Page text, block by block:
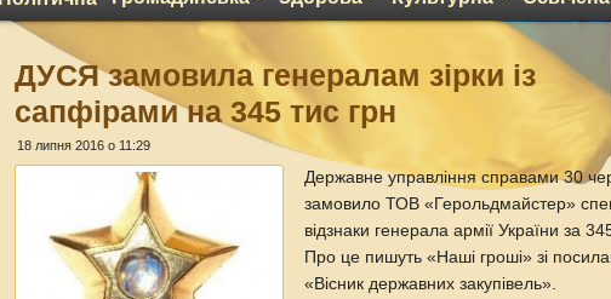
ДУСЯ замовила генералам зірки із
сапфірами на 345 тис грн
18 липня 2016 о 11:29
Державне управління справами 30
замовило ТОВ «Герольдмайстер»
відзнаки генерала армії України за
Про це пишуть «Наші гроші» зі
«Вісник державних закупівель».